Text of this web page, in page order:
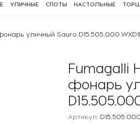
УЛИЧНЫЕ СПОТЫ НАСТОЛЬНЫЕ
уличный Sauro
Fumagalli
фонарь
Артикул: